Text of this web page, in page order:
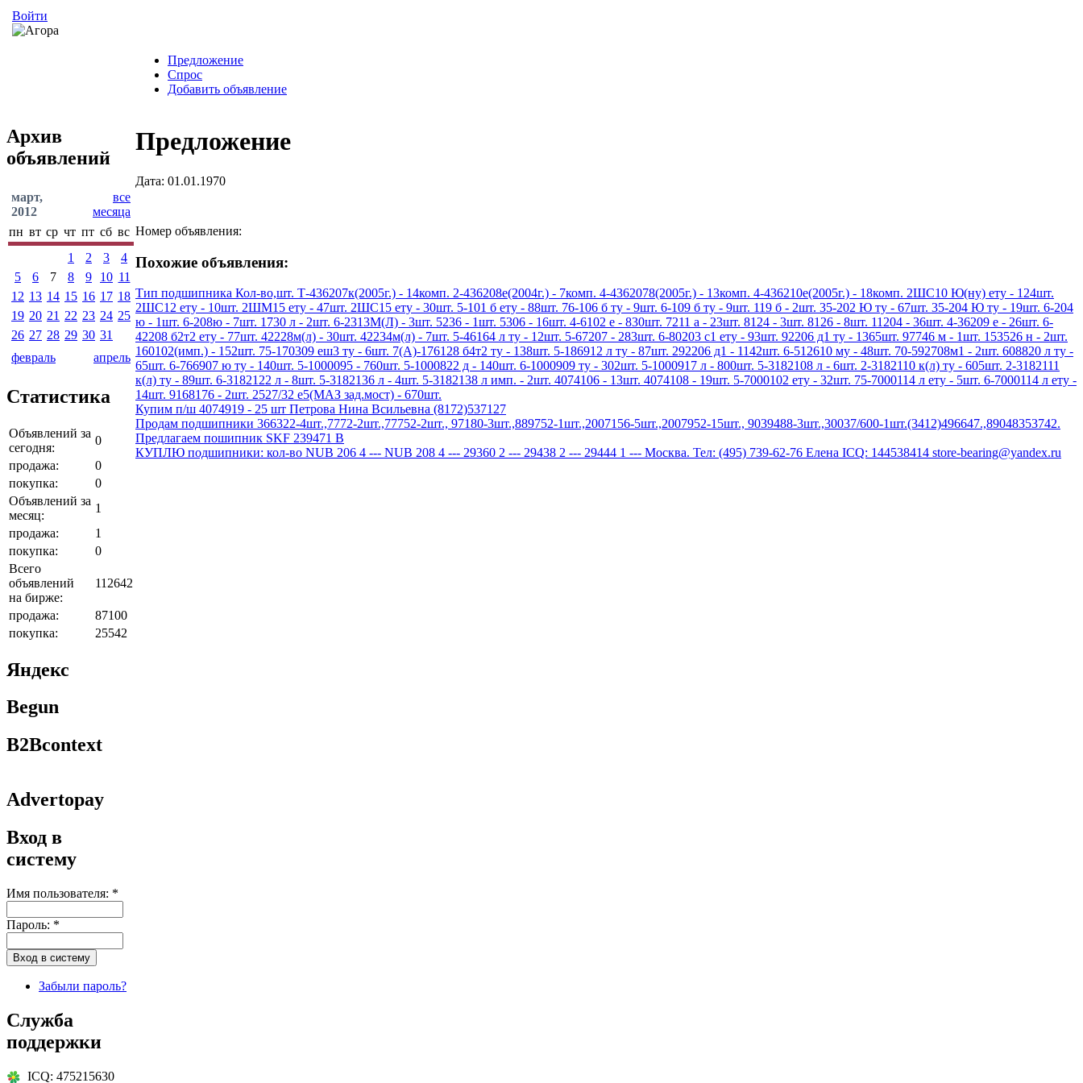
Войти
Предложение
Спрос
Добавить объявление
Архив
объявлений
март,
2012
все
месяца
пн вт ср чт пт сб вс
1
2 3
4
5
6 7 8 9 10 11
12 13 14 15 16 17 18
19 20 21 22 23 24 25
26 27 28 29 30 31
февраль
апрель
Статистика
Объявлений за
сегодня:
0
продажа:
0
покупка:
0
Объявлений за
месяц:
1
продажа:
1
покупка:
0
Всего
объявлений
на бирже:
112642
продажа:
87100
покупка:
25542
Яндекс
Begun
B2Bcontext
Advertopay
Вход в
систему
Имя пользователя: *
Пароль: *
Забыли пароль?
Служба
поддержки
ICQ: 475215630
Предложение
Дата: 01.01.1970
Номер объявления:
Похожие объявления:
Тип подшипника Кол-во,шт. Т-436207к(2005г.) - 14комп. 2-436208е(2004г.) - 7комп. 4-4362078(2005г.) - 13комп. 4-436210е(2005г.) - 18комп. 2ШС10 Ю(ну) ету - 124шт.
2ШС12 ету - 10шт. 2ШМ15 ету - 47шт. 2ШС15 ету - 30шт. 5-101 б ету - 88шт. 76-106 б ту - 9шт. 6-109 б ту - 9шт. 119 б - 2шт. 35-202 Ю ту - 67шт. 35-204 Ю ту - 19шт. 6-204
ю - 1шт. 6-208ю - 7шт. 1730 л - 2шт. 6-2313М(Л) - 3шт. 5236 - 1шт. 5306 - 16шт. 4-6102 е - 830шт. 7211 а - 23шт. 8124 - 3шт. 8126 - 8шт. 11204 - 36шт. 4-36209 е - 26шт. 6-
42208 б2т2 ету - 77шт. 42228м(л) - 30шт. 42234м(л) - 7шт. 5-46164 л ту - 12шт. 5-67207 - 283шт. 6-80203 с1 ету - 93шт. 92206 д1 ту - 1365шт. 97746 м - 1шт. 153526 н - 2шт.
160102(имп.) - 152шт. 75-170309 еш3 ту - 6шт. 7(А)-176128 б4т2 ту - 138шт. 5-186912 л ту - 87шт. 292206 д1 - 1142шт. 6-512610 му - 48шт. 70-592708м1 - 2шт. 608820 л ту -
65шт. 6-766907 ю ту - 140шт. 5-1000095 - 760шт. 5-1000822 д - 140шт. 6-1000909 ту - 302шт. 5-1000917 л - 800шт. 5-3182108 л - 6шт. 2-3182110 к(л) ту - 605шт. 2-3182111
к(л) ту - 89шт. 6-3182122 л - 8шт. 5-3182136 л - 4шт. 5-3182138 л имп. - 2шт. 4074106 - 13шт. 4074108 - 19шт. 5-7000102 ету - 32шт. 75-7000114 л ету - 5шт. 6-7000114 л ету -
14шт. 9168176 - 2шт. 2527/32 е5(МАЗ зад.мост) - 670шт.
Купим п/ш 4074919 - 25 шт Петрова Нина Всильевна (8172)537127
Продам подшипники 366322-4шт.,7772-2шт.,77752-2шт., 97180-3шт.,889752-1шт.,2007156-5шт.,2007952-15шт., 9039488-3шт.,30037/600-1шт.(3412)496647.,89048353742.
Предлагаем пошипник SKF 239471 B
КУПЛЮ подшипники: кол-во NUB 206 4 --- NUB 208 4 --- 29360 2 --- 29438 2 --- 29444 1 --- Москва. Тел: (495) 739-62-76 Елена ICQ: 144538414 store-bearing@yandex.ru